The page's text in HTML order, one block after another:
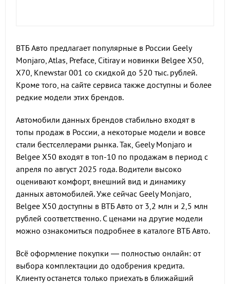
ВТБ Авто предлагает популярные в России Geely
Monjaro, Atlas, Preface, Citiray и новинки Belgee X50,
X70, Knewstar 001 со скидкой до 520 тыс. рублей.
Кроме того, на сайте сервиса также доступны и более
редкие модели этих брендов.
Автомобили данных брендов стабильно входят в
топы продаж в России, а некоторые модели и вовсе
стали бестселлерами рынка. Так, Geely Monjaro и
Belgee X50 входят в топ-10 по продажам в период с
апреля по август 2025 года. Водители высоко
оценивают комфорт, внешний вид и динамику
данных автомобилей. Уже сейчас Geely Monjaro,
Belgee X50 доступны в ВТБ Авто от 3,2 млн и 2,5 млн
рублей соответственно. С ценами на другие модели
можно ознакомиться подробнее в каталоге ВТБ Авто.
Всё оформление покупки — полностью онлайн: от
выбора комплектации до одобрения кредита.
Клиенту останется только приехать в ближайший